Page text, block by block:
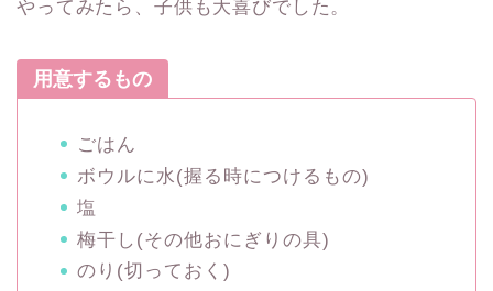
やってみたら、子供も大喜びでした。
用意するもの
ごはん
ボウルに水(握る時につけるもの)
塩
梅干し(その他おにぎりの具)
のり(切っておく)